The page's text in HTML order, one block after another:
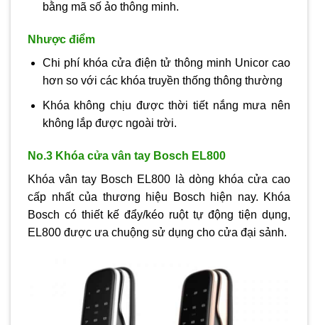
bằng mã số ảo thông minh.
Nhược điểm
Chi phí khóa cửa điện tử thông minh Unicor cao
hơn so với các khóa truyền thống thông thường
Khóa không chịu được thời tiết nắng mưa nên
không lắp được ngoài trời.
No.3 Khóa cửa vân tay Bosch EL800
Khóa vân tay Bosch EL800 là dòng khóa cửa cao
cấp nhất của thương hiệu Bosch hiện nay. Khóa
Bosch có thiết kế đẩy/kéo ruột tự động tiện dụng,
EL800 được ưa chuộng sử dụng cho cửa đại sảnh.